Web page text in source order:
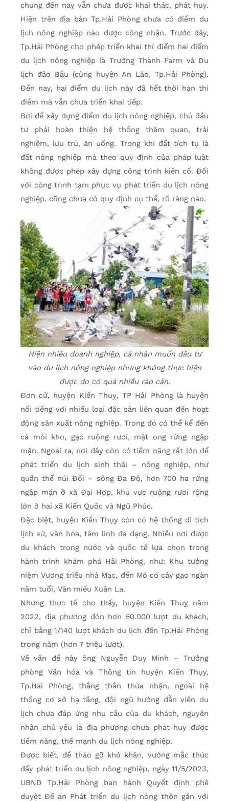
chung đến nay vẫn chưa được khai thác, phát huy.
Hiện trên địa bàn Tp.Hải Phòng chưa có điểm du
lịch nông nghiệp nào được công nhận. Trước đây,
Tp.Hải Phòng cho phép triển khai thí điểm hai điểm
du lịch nông nghiệp là Trường Thành Farm và Du
lịch đảo Bầu (cùng huyện An Lão, Tp.Hải Phòng).
Đến nay, hai điểm du lịch này đã hết thời hạn thí
điểm mà vẫn chưa triển khai tiếp.
Bởi để xây dựng điểm du lịch nông nghiệp, chủ đầu
tư phải hoàn thiện hệ thống thăm quan, trải
nghiệm, lưu trú, ăn uống. Trong khi đất tích tụ là
đất nông nghiệp mà theo quy định của pháp luật
không được phép xây dựng công trình kiên cố. Đối
với công trình tạm phục vụ phát triển du lịch nông
nghiệp, cũng chưa có quy định cụ thể, rõ ràng nào.
Hiện nhiều doanh nghiệp, cá nhân muốn đầu tư
vào du lịch nông nghiệp nhưng không thực hiện
được do có quá nhiều rào cản.
Đơn cử, huyện Kiến Thuỵ, TP Hải Phòng là huyện
nổi tiếng với nhiều loại đặc sản liên quan đến hoạt
động sản xuất nông nghiệp. Trong đó có thể kể đến
cá mòi kho, gạo ruộng rươi, mật ong rừng ngập
mặn. Ngoài ra, nơi đây còn có tiềm năng rất lớn để
phát triển du lịch sinh thái – nông nghiệp, như
quần thể núi Đối – sông Đa Độ, hơn 700 ha rừng
ngập mặn ở xã Đại Hợp, khu vực ruộng rươi rộng
lớn ở hai xã Kiến Quốc và Ngũ Phúc.
Đặc biệt, huyện Kiến Thụy còn có hệ thống di tích
lịch sử, văn hóa, tâm linh đa dạng. Nhiều nơi được
du khách trong nước và quốc tế lựa chọn trong
hành trình khám phá Hải Phòng, như: Khu tưởng
niệm Vương triều nhà Mạc, đền Mõ có cây gạo ngàn
năm tuổi, Văn miếu Xuân La.
Nhưng thực tế cho thấy, huyện Kiến Thuỵ năm
2022, địa phương đón hơn 50.000 lượt du khách,
chỉ bằng 1/140 lượt khách du lịch đến Tp.Hải Phòng
trong năm (hơn 7 triệu lượt).
Về vấn đề này ông Nguyễn Duy Minh – Trưởng
phòng Văn hóa và Thông tin huyện Kiến Thụy,
Tp.Hải Phòng, thẳng thắn thừa nhận, ngoài hệ
thống cơ sở hạ tầng, đội ngũ hướng dẫn viên du
lịch chưa đáp ứng nhu cầu của du khách, nguyên
nhân chủ yếu là địa phương chưa phát huy được
tiềm năng, thế mạnh du lịch nông nghiệp.
Được biết, để tháo gỡ khó khăn, vướng mắc thúc
đẩy phát triển du lịch nông nghiệp, ngày 11/5/2023,
UBND Tp.Hải Phòng ban hành Quyết định phê
duyệt Đề án Phát triển du lịch nông thôn gắn với